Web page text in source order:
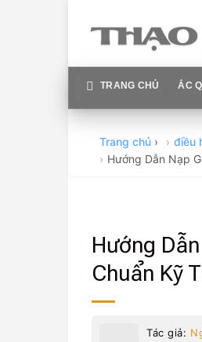
content
TRANG CHỦ ẮC
Trang chủ › điều
Hướng Dẫn Nạp
Hướng
Chuẩn Kỹ
Tác giả: